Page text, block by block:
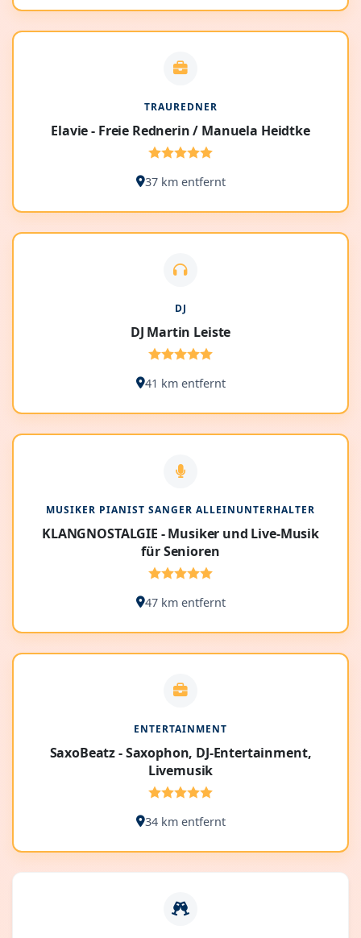
TRAUREDNER
Elavie - Freie Rednerin / Manuela Heidtke
37 km entfernt
DJ
DJ Martin Leiste
41 km entfernt
MUSIKER PIANIST SANGER ALLEINUNTERHALTER
KLANGNOSTALGIE - Musiker und Live-Musik
für Senioren
47 km entfernt
ENTERTAINMENT
SaxoBeatz - Saxophon, DJ-Entertainment,
Livemusik
34 km entfernt